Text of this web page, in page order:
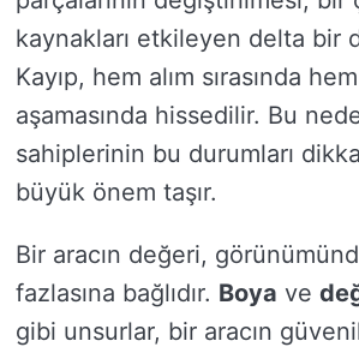
kaynakları etkileyen delta bir
Kayıp, hem alım sırasında
aşamasında hissedilir. Bu
sahiplerinin bu durumları
büyük önem taşır.
Bir aracın değeri,
fazlasına bağlıdır. Boya ve
gibi unsurlar, bir aracın